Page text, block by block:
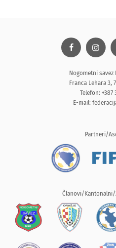
Nogometni savez
Franca Lehara 3,
Telefon: +387
E-mail:
Partneri/
Članovi/Kantonalni/